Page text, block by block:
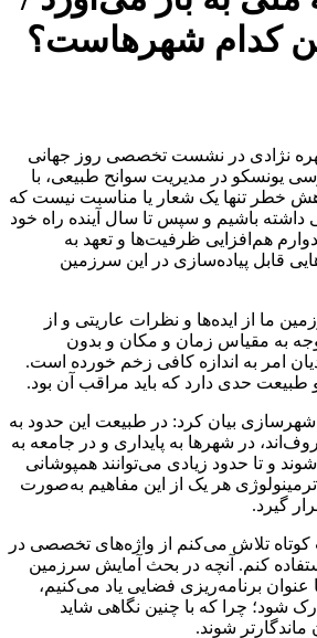
کدام شهرهاست؟
نژادی در نشست تخصصی روز جهانی
یونسکو در مدیریت سوانح طبیعی، با
خطر تنها یک شعار یا مناسبت نیست که
باشیم و سپس تا سال آینده راه خود
هم‌افزایی ظرفیت‌ها و تعهد به
قابل پیاده‌سازی در این سرزمین
ما از ایده‌ها و نظرات عاریتی و از
به مقیاس زمان و مکان و بدون
امر به اندازه کافی زخم خورده است.
طبیعت حدی دارد که باید مراقب آن بود.
بیان کرد: در طبیعت این حدود به
در شهرها به پایداری و در جامعه به
و تا حدود زیادی می‌توانند همپوشانی
هر یک از این مفاهیم به‌صورت
گیرد.
تلاش می‌کنم از واژه‌های تخصصی در
کنم. آنچه در بحث آمایش سرزمین
برنامه‌ریزی فضایی یاد می‌کنیم،
شود؛ چرا که با چنین نگاهی شاید
شوند.